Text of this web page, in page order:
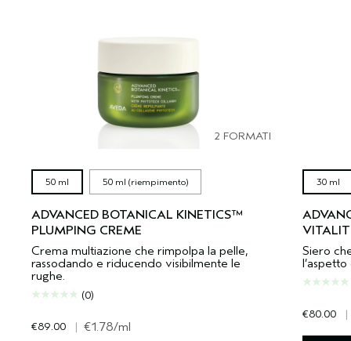
2 FORMATI
50 ml 50 ml (riempimento)
ADVANCED BOTANICAL KINETICS™
PLUMPING CREME
Crema multiazione che rimpolpa la pelle,
rassodando e riducendo visibilmente le
rughe.
(0)
€89.00 | €1.78/ml
30 ml
Siero
€80.00 |